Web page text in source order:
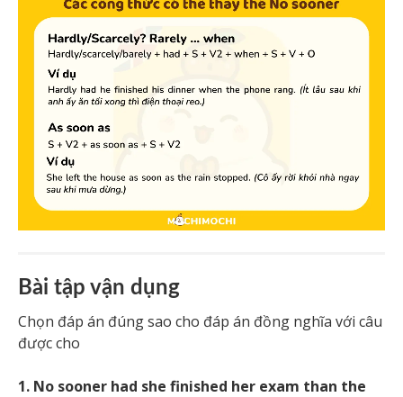
Bài tập vận dụng
Chọn đáp án đúng sao cho đáp án đồng nghĩa với câu
được cho
1. No sooner had she finished her exam than the